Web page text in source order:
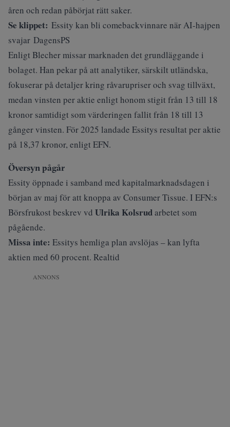
åren och redan påbörjat rätt saker.
Se klippet: Essity kan bli comebackvinnare när AI-hajpen
svajar DagensPS
Enligt Blecher missar marknaden det grundläggande i
bolaget. Han pekar på att analytiker, särskilt utländska,
fokuserar på detaljer kring råvarupriser och svag tillväxt,
medan vinsten per aktie enligt honom stigit från 13 till 18
kronor samtidigt som värderingen fallit från 18 till 13
gånger vinsten. För 2025 landade Essitys resultat per aktie
på 18,37 kronor, enligt EFN.
Översyn pågår
Essity öppnade i samband med kapitalmarknadsdagen i
början av maj för att knoppa av Consumer Tissue. I EFN:s
Börsfrukost beskrev vd Ulrika Kolsrudarbetet som
pågående.
Missa inte: Essitys hemliga plan avslöjas – kan lyfta
aktien med 60 procent. Realtid
ANNONS